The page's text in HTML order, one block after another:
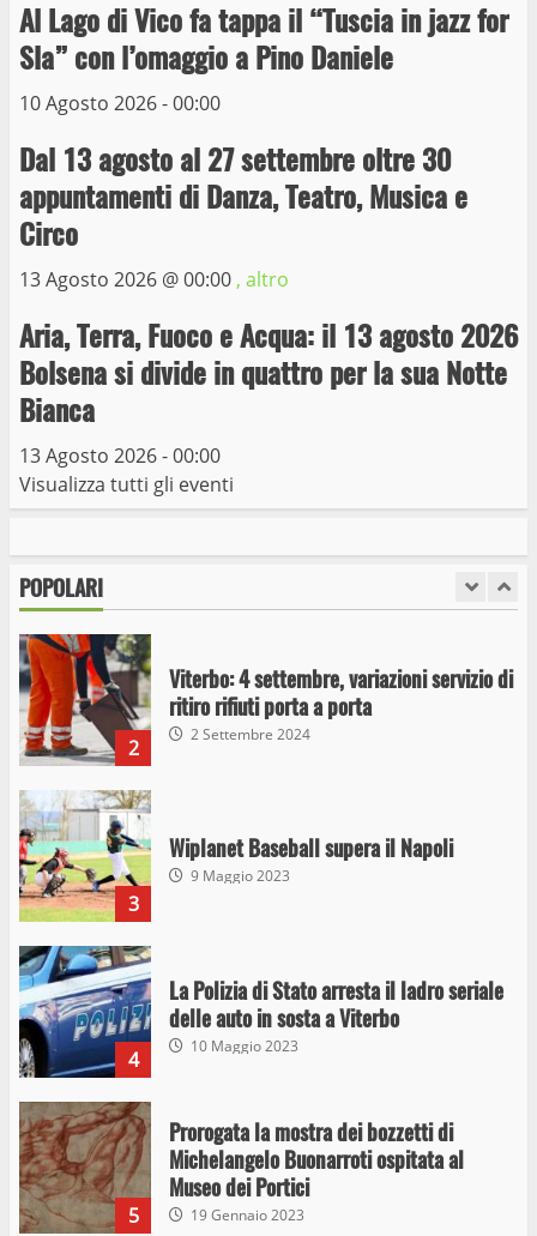
Al Lago di Vico fa tappa il “Tuscia in jazz for
Sla” con l’omaggio a Pino Daniele
10 Agosto 2026 - 00:00
Dal 13 agosto al 27 settembre oltre 30
appuntamenti di Danza, Teatro, Musica e
Circo
13 Agosto 2026 @00:00 , altro
Aria, Terra, Fuoco e Acqua: il 13 agosto 2026
Bolsena si divide in quattro per la sua Notte
Bianca
13 Agosto 2026 - 00:00
Visualizza tutti gli eventi
POPOLARI
Prorogata la mostra dei bozzetti di
Michelangelo Buonarroti ospitata al
Museo dei Portici
6
Trasporto pubblico locale, trasferimento
15 Giugno 2023
Giochi Sportivi Studenteschi di Atletica a
Viterbo
I Carabinieri arrestano due giovani per
stupefacenti
2
Viterbo: 4 settembre, variazioni servizio di
ritiro rifiuti porta a porta
2 Settembre 2024
3
Wiplanet Baseball supera il Napoli
9 Maggio 2023
4
La Polizia di Stato arresta il ladro seriale
delle auto in sosta a Viterbo
10 Maggio 2023
5
Prorogata la mostra dei bozzetti di
Michelangelo Buonarroti ospitata al
Museo dei Portici
19 Gennaio 2023